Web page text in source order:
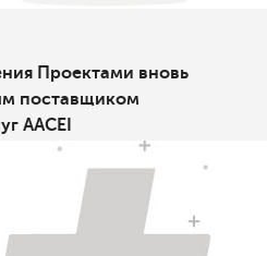
Проектами вновь
поставщиком
AACEI